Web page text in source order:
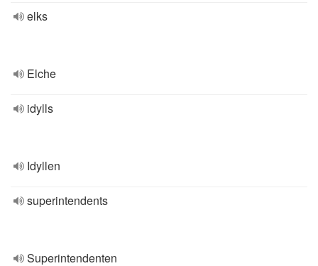
elks
Elche
idylls
Idyllen
superintendents
Superintendenten